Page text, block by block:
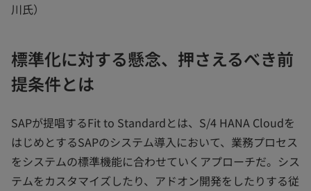
川氏）
標準化に対する懸念、押さえるべき前
提条件とは
SAPが提唱するFit to Standardとは、S/4 HANA Cloudを
はじめとするSAPのシステム導入において、業務プロセス
をシステムの標準機能に合わせていくアプローチだ。シス
テムをカスタマイズしたり、アドオン開発をしたりする従